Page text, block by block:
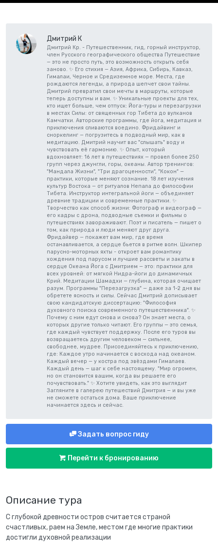
Описание тура
С глубокой древности остров считается страной
счастливых, раем на Земле, местом где многие практики
достигли духовной реализации
Дмитрий К
Дмитрий Кр. - Путешественник, гид, горный инструктор,
член Русского географического общества Путешествие
— это не просто путь, это возможность открыть себя
заново. ✨ Его стихия — Азия, Африка, Сибирь, Кавказ,
Гималаи, Черное и Средиземное море. Места, где
рождаются легенды, а природа шепчет свои тайны.
Дмитрий превратил свои мечты в маршруты, которые
теперь доступны и вам. ✨ Уникальные проекты для тех,
кто ищет больше, чем отпуск: Йога-туры и перезагрузки
в местах Силы: от священных гор Тибета до вулканов
Камчатки. Авторские программы, где йога, медитация и
приключения сливаются воедино. Фридайвинг и
сноркелинг — погрузитесь в подводный мир, как в
медитацию. Дмитрий научит вас "слышать" воду и
чувствовать её гармонию. ✨ Опыт, который
вдохновляет: 16 лет в путешествиях — провел более 250
групп через джунгли, горы, океаны. Автор тренингов:
"Мандала Жизни", "Три драгоценности", "Кокон" —
практики, которые меняют сознание. 18 лет изучения
культур Востока — от ритуалов Непала до философии
Тибета. Инструктор интегральной йоги — объединяет
древние традиции и современные практики. ✨
Творчество как способ жизни: Фотограф и видеограф —
его кадры с дрона, подводные съемки и фильмы о
путешествиях завораживают. Поэт и писатель — пишет о
том, как природа и люди меняют друг друга.
Фридайвер — покажет вам мир, где время
останавливается, а сердце бьется в ритме волн. Шкипер
парусно-моторных яхты - откроет вам романтику
хождения под парусом и лучшие рассветы и закаты в
сердце Океана Йога с Дмитрием — это: практики для
всех уровней: от мягкой Нидра-йоги до динамичных
Крий. Медитации Шамадхи — глубина, которая очищает
разум. Программы "Перезагрузка" — даже за 1-2 дня вы
обретете ясность и силы. Сейчас Дмитрий дописывает
свою кандидатскую диссертацию: "Философия
духовного поиска современного путешественника". ✨
Почему с ним едут снова и снова? Он знает места, о
которых другие только читают. Его группы — это семья,
где каждый чувствует поддержку. После его туров вы
возвращаетесь другим человеком — сильнее,
свободнее, мудрее. Присоединяйтесь к приключению,
где: Каждое утро начинается с восхода над океаном.
Каждый вечер — у костра под звёздами Гималаев.
Каждый день — шаг к себе настоящему. "Мир огромен,
но он становится вашим, когда вы решаете его
почувствовать." ✨ Хотите увидеть, как это выглядит
Загляните в галерею путешествий Дмитрия — и вы уже
не сможете остаться дома. Ваше приключение
начинается здесь и сейчас.
Задать вопрос гиду
Перейти к бронированию